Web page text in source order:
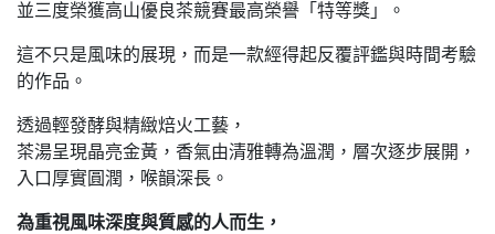
並三度榮獲高山優良茶競賽最高榮譽「特等獎」。
這不只是風味的展現，而是一款經得起反覆評鑑與時間考驗
的作品。
透過輕發酵與精緻焙火工藝，
茶湯呈現晶亮金黃，香氣由清雅轉為溫潤，層次逐步展開，
入口厚實圓潤，喉韻深長。
為重視風味深度與質感的人而生，